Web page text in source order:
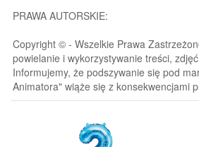
PRAWA AUTORSKIE:
Copyright © - Wszelkie Prawa
powielanie i wykorzystywanie treści,
Informujemy, że podszywanie się pod
Animatora" wiąże się z konsekwencjami